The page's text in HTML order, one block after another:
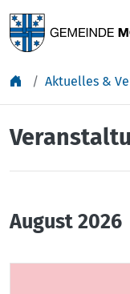
Aktuelles &
August 2026